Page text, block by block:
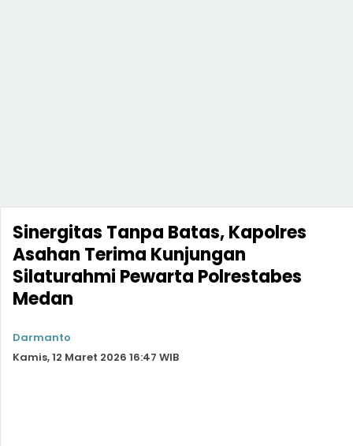
Sinergitas Tanpa Batas, Kapolres
Asahan Terima Kunjungan
Silaturahmi Pewarta Polrestabes
Medan
Darmanto
Kamis, 12 Maret 2026 16:47 WIB